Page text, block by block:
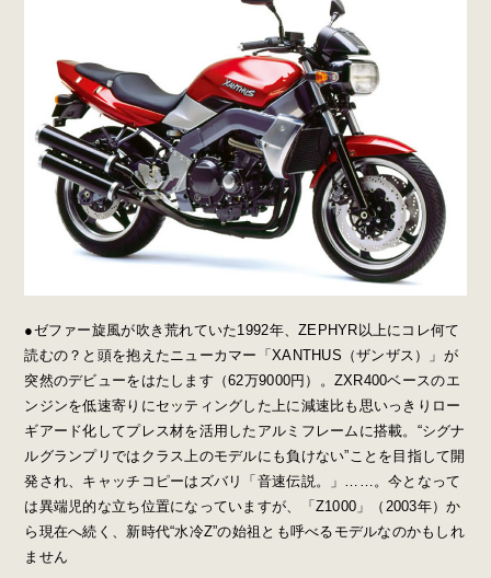
●ゼファー旋風が吹き荒れていた1992年、ZEPHYR以上にコレ何て
読むの？と頭を抱えたニューカマー「XANTHUS（ザンザス）」が
突然のデビューをはたします（62万9000円）。ZXR400ベースのエ
ンジンを低速寄りにセッティングした上に減速比も思いっきりロー
ギアード化してプレス材を活用したアルミフレームに搭載。“シグナ
ルグランプリではクラス上のモデルにも負けない”ことを目指して開
発され、キャッチコピーはズバリ「音速伝説。」……。今となって
は異端児的な立ち位置になっていますが、「Z1000」（2003年）か
ら現在へ続く、新時代“水冷Z”の始祖とも呼べるモデルなのかもしれ
ません